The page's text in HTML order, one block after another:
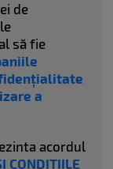
de
să fie
a
acordul
CONDIȚIILE